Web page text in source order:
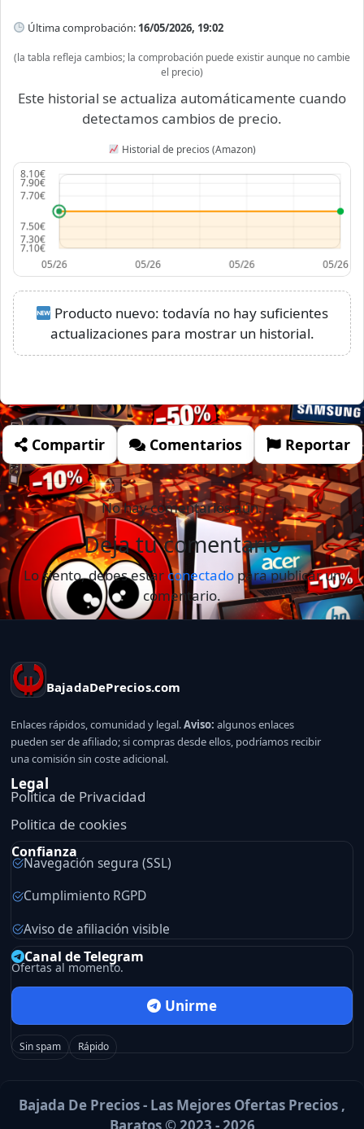
Última comprobación: 16/05/2026, 19:02
(la tabla refleja cambios; la comprobación puede existir aunque no cambie
el precio)
Este historial se actualiza automáticamente cuando
detectamos cambios de precio.
Historial de precios (Amazon)
Producto nuevo: todavía no hay suficientes
actualizaciones para mostrar un historial.
Compartir Comentarios Reportar
No hay comentarios aún.
Deja tu comentario
Lo siento, debes estarconectadopara publicar un
comentario.
BajadaDePrecios.com
Enlaces rápidos, comunidad y legal.Aviso: algunos enlaces
pueden ser de afiliado; si compras desde ellos, podríamos recibir
una comisión sin coste adicional.
Legal
Politica de Privacidad
Politica de cookies
Confianza
Navegación segura (SSL)
Cumplimiento RGPD
Aviso de afiliación visible
Canal de Telegram
Ofertas al momento.
Unirme
Sin spam Rápido
Bajada De Precios - Las Mejores Ofertas Precios ,